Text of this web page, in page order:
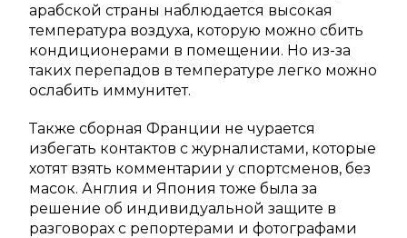
арабской страны наблюдается высокая
температура воздуха, которую можно сбить
кондиционерами в помещении. Но из-за
таких перепадов в температуре легко можно
ослабить иммунитет.
Также сборная Франции не чурается
избегать контактов с журналистами, которые
хотят взять комментарии у спортсменов, без
масок. Англия и Япония тоже была за
решение об индивидуальной защите в
разговорах с репортерами и фотографами